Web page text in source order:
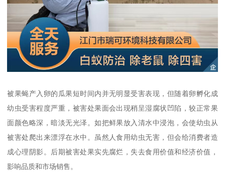
被果蝇产入卵的瓜果短时间内并无明显受害表现，但随着卵孵化成
幼虫受害程度严重，被害处果面会出现稍呈湿腐状凹陷，较正常果
面颜色略深，暗淡无光泽。如把鲜果放入清水中浸泡，会使幼虫从
被害处爬出来漂浮在水中。虽然人食用幼虫无害，但会给消费者造
成心理阴影。后期被害处果实先腐烂，失去食用价值和经济价值，
影响品质和市场销售。